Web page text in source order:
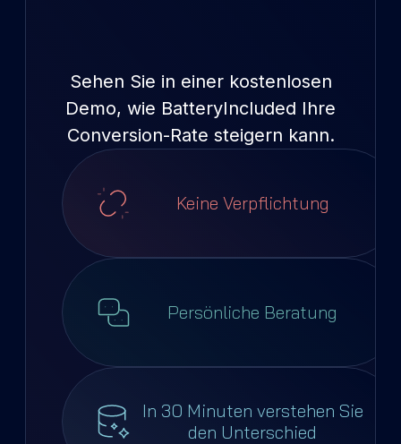
Sehen Sie in einer kostenlosen
Demo, wie BatteryIncluded Ihre
Conversion-Rate steigern kann.
Keine Verpflichtung
Persönliche Beratung
In 30 Minuten verstehen Sie
den Unterschied